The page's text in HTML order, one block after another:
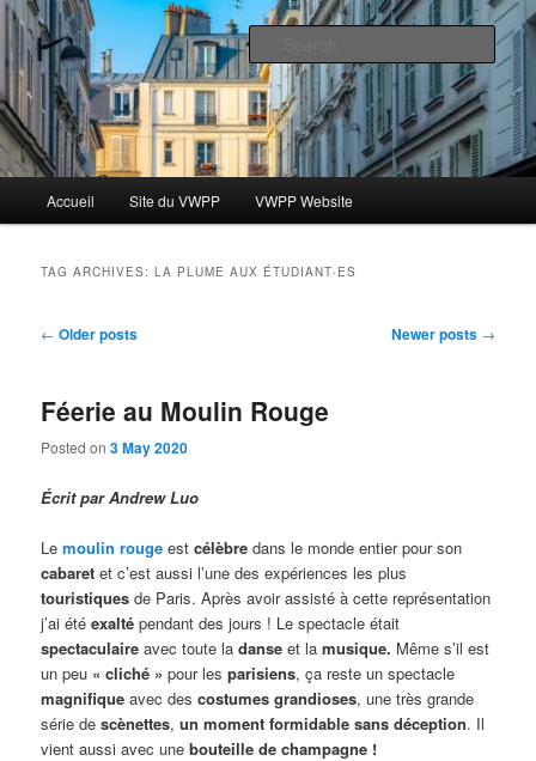
Skip
primary
content
Skip
secondary
contentBlog VWPP
Le blog des étudiants du Vassar-Wesleyan Programme à Paris
Accueil Site du VWPP VWPP Website
TAG ARCHIVES:LA PLUME AUX ÉTUDIANT·ES
Post
← Older posts Newer posts →
Féerie au Moulin Rouge
Posted on3 May 2020
Écrit par Andrew Luo
Lemoulin rouge estcélèbre dans le monde entier pour son
cabaretet c’est aussi l’une des expériences les plus
touristiques de Paris. Après avoir assisté à cette représentation
j’ai étéexalté pendant des jours ! Le spectacle était
spectaculaire avec toute ladanse et lamusique. Même s’il est
un peu « cliché » pour lesparisiens, ça reste un spectacle
magnifique avec descostumes grandioses, une très grande
série descènettes,un moment formidable sans déception. Il
vient aussi avec unebouteille de champagne !